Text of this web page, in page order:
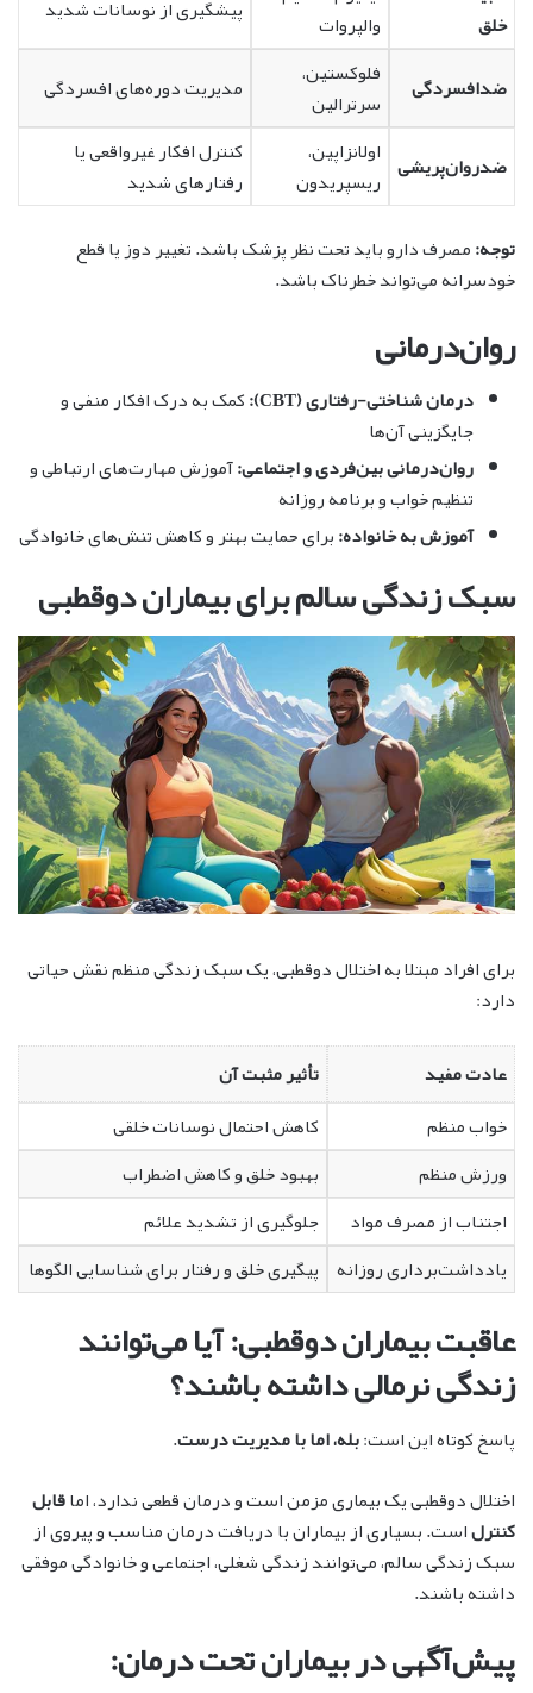
خلق
والپروات
پیشگیری از نوسانات شدید
ضدافسردگی
فلوکستین،
سرترالین
مدیریت دوره‌های افسردگی
ضدروان‌پریشی اولانزاپین،
ریسپریدون
کنترل افکار غیرواقعی یا
رفتارهای شدید
توجه:مصرف دارو باید تحت نظر پزشک باشد. تغییر دوز یا قطع
خودسرانه می‌تواند خطرناک باشد.
روان‌درمانی
درمان شناختی-رفتاری (CBT):
کمک به درک افکار منفی و
جایگزینی آن‌ها
روان‌درمانی بین‌فردی و اجتماعی:آموزش مهارت‌های ارتباطی و
تنظیم خواب و برنامه روزانه
آموزش به خانواده:برای حمایت بهتر و کاهش تنش‌های خانوادگی
سبک زندگی سالم برای بیماران دوقطبی
برای افراد مبتلا به اختلال دوقطبی، یک سبک زندگی منظم نقش حیاتی
دارد:
عادت مفید
تأثیر مثبت آن
خواب منظم
کاهش احتمال نوسانات خلقی
ورزش منظم
بهبود خلق و کاهش اضطراب
اجتناب از مصرف مواد
جلوگیری از تشدید علائم
یادداشت‌برداری روزانه پیگیری خلق و رفتار برای شناسایی الگوها
عاقبت بیماران دوقطبی: آیا می‌توانند
زندگی نرمالی داشته باشند؟
پاسخ کوتاه این است:بله، اما با مدیریت درست.
اختلال دوقطبی یک بیماری مزمن است و درمان قطعی ندارد، اماقابل
کنترلاست. بسیاری از بیماران با دریافت درمان مناسب و پیروی از
سبک زندگی سالم، می‌توانند زندگی شغلی، اجتماعی و خانوادگی موفقی
داشته باشند.
پیش‌آگهی در بیماران تحت درمان: